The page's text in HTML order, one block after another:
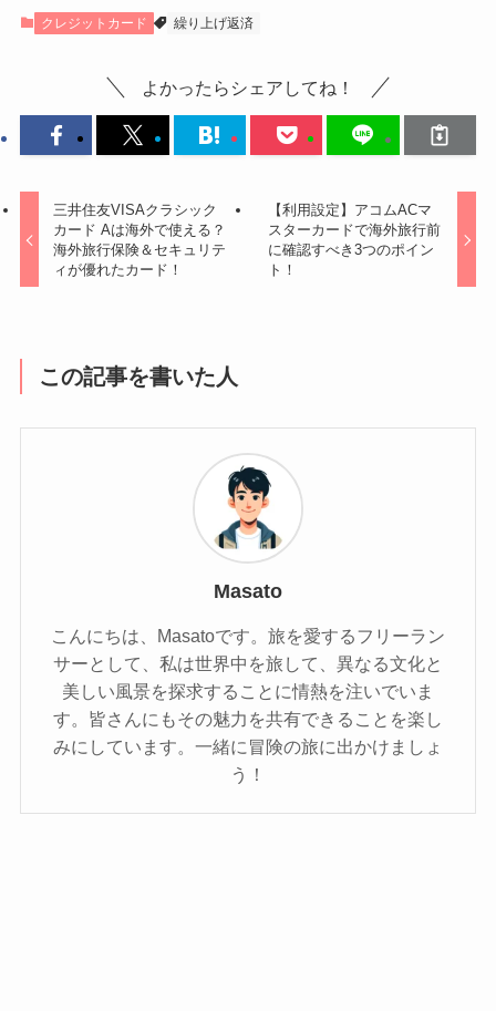
クレジットカード 繰り上げ返済
よかったらシェアしてね！
三井住友VISAクラシック
カード Aは海外で使える？
海外旅行保険＆セキュリテ
ィが優れたカード！
【利用設定】アコムACマ
スターカードで海外旅行前
に確認すべき3つのポイン
ト！
この記事を書いた人
Masato
こんにちは、Masatoです。旅を愛するフリーラン
サーとして、私は世界中を旅して、異なる文化と
美しい風景を探求することに情熱を注いでいま
す。皆さんにもその魅力を共有できることを楽し
みにしています。一緒に冒険の旅に出かけましょ
う！